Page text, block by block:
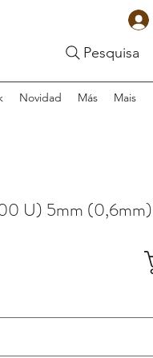
Pesquisa
Novidad Más Mais
U) 5mm (0,6mm)